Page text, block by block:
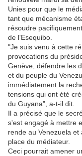
Unies pour que le
tant que mécanisme
résoudre
de l'Esequibo.
"Je suis venu à cette
provocations du
Genève, défendre les
et du peuple du
immédiatement la
tensions qui ont été
du Guyana", a-t-il dit.
Il a précisé que le
s'est engagé à mettre
rende au Venezuela
place du médiateur.
Ceci pourrait amener